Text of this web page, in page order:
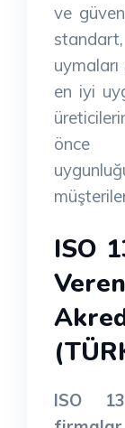
ve
en iyi
önce
ISO
ISO